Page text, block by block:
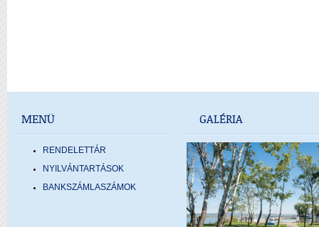
MENÜ
RENDELETTÁR
NYILVÁNTARTÁSOK
BANKSZÁMLASZÁMOK
GALÉRIA